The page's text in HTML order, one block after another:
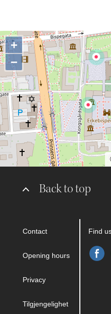
Back to top
Contact
Opening hours
Privacy
Tilgjengelighet
Find
+
−